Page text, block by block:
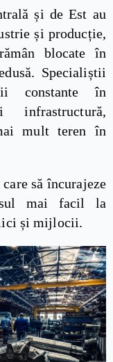
și de Est au
și producție,
blocate în
Specialiștii
constante în
infrastructură,
mult teren în
să încurajeze
mai facil la
și mijlocii.